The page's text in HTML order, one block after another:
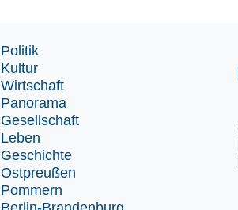
Politik
Kultur
Wirtschaft
Panorama
Gesellschaft
Leben
Geschichte
Ostpreußen
Pommern